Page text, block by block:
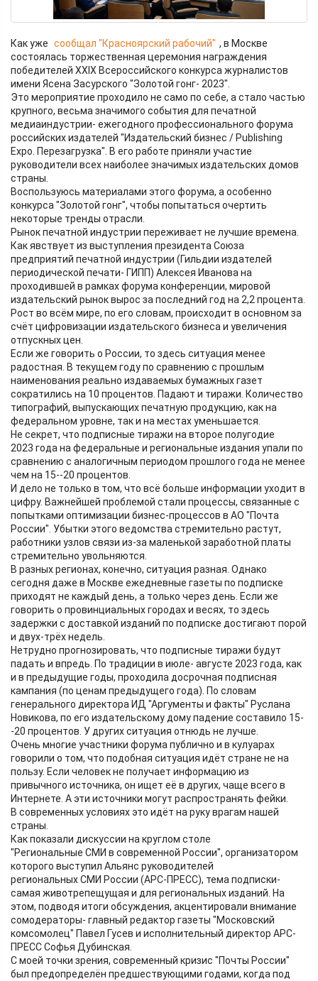
Как уже сообщал "Красноярский рабочий" , в Москве
состоялась торжественная церемония награждения
победителей XXIX Всероссийского конкурса журналистов
имени Ясена Засурского "Золотой гонг- 2023".
Это мероприятие проходило не само по себе, а стало частью
крупного, весьма значимого события для печатной
медиаиндустрии- ежегодного профессионального форума
российских издателей "Издательский бизнес / Publishing
Expo. Перезагрузка". В его работе приняли участие
руководители всех наиболее значимых издательских домов
страны.
Воспользуюсь материалами этого форума, а особенно
конкурса "Золотой гонг", чтобы попытаться очертить
некоторые тренды отрасли.
Рынок печатной индустрии переживает не лучшие времена.
Как явствует из выступления президента Союза
предприятий печатной индустрии (Гильдии издателей
периодической печати- ГИПП) Алексея Иванова на
проходившей в рамках форума конференции, мировой
издательский рынок вырос за последний год на 2,2 процента.
Рост во всём мире, по его словам, происходит в основном за
счёт цифровизации издательского бизнеса и увеличения
отпускных цен.
Если же говорить о России, то здесь ситуация менее
радостная. В текущем году по сравнению с прошлым
наименования реально издаваемых бумажных газет
сократились на 10 процентов. Падают и тиражи. Количество
типографий, выпускающих печатную продукцию, как на
федеральном уровне, так и на местах уменьшается.
Не секрет, что подписные тиражи на второе полугодие
2023 года на федеральные и региональные издания упали по
сравнению с аналогичным периодом прошлого года не менее
чем на 15--20 процентов.
И дело не только в том, что всё больше информации уходит в
цифру. Важнейшей проблемой стали процессы, связанные с
попытками оптимизации бизнес-процессов в АО "Почта
России". Убытки этого ведомства стремительно растут,
работники узлов связи из-за маленькой заработной платы
стремительно увольняются.
В разных регионах, конечно, ситуация разная. Однако
сегодня даже в Москве ежедневные газеты по подписке
приходят не каждый день, а только через день. Если же
говорить о провинциальных городах и весях, то здесь
задержки с доставкой изданий по подписке достигают порой
и двух-трёх недель.
Нетрудно прогнозировать, что подписные тиражи будут
падать и впредь. По традиции в июле- августе 2023 года, как
и в предыдущие годы, проходила досрочная подписная
кампания (по ценам предыдущего года). По словам
генерального директора ИД "Аргументы и факты" Руслана
Новикова, по его издательскому дому падение составило 15-
-20 процентов. У других ситуация отнюдь не лучше.
Очень многие участники форума публично и в кулуарах
говорили о том, что подобная ситуация идёт стране не на
пользу. Если человек не получает информацию из
привычного источника, он ищет её в других, чаще всего в
Интернете. А эти источники могут распространять фейки.
В современных условиях это идёт на руку врагам нашей
страны.
Как показали дискуссии на круглом столе
"Региональные СМИ в современной России", организатором
которого выступил Альянс руководителей
региональных СМИ России (АРС-ПРЕСС), тема подписки-
самая животрепещущая и для региональных изданий. На
этом, подводя итоги обсуждения, акцентировали внимание
сомодераторы- главный редактор газеты "Московский
комсомолец" Павел Гусев и исполнительный директор АРС-
ПРЕСС Софья Дубинская.
С моей точки зрения, современный кризис "Почты России"
был предопределён предшествующими годами, когда под